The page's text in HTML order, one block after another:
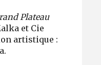
Plateau
et Cie
artistique :